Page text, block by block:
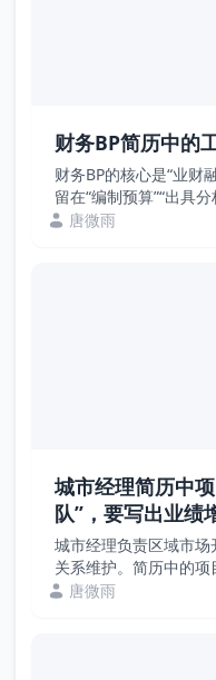
财务BP简历中的
财务BP的核心是“业财
留在“编制预算”“出具
看不出对业务的实际
唐微雨
城市经理简历中
队”，要写出业绩
城市经理负责区域市
关系维护。简历中的项
成业绩指标”，缺乏量
唐微雨